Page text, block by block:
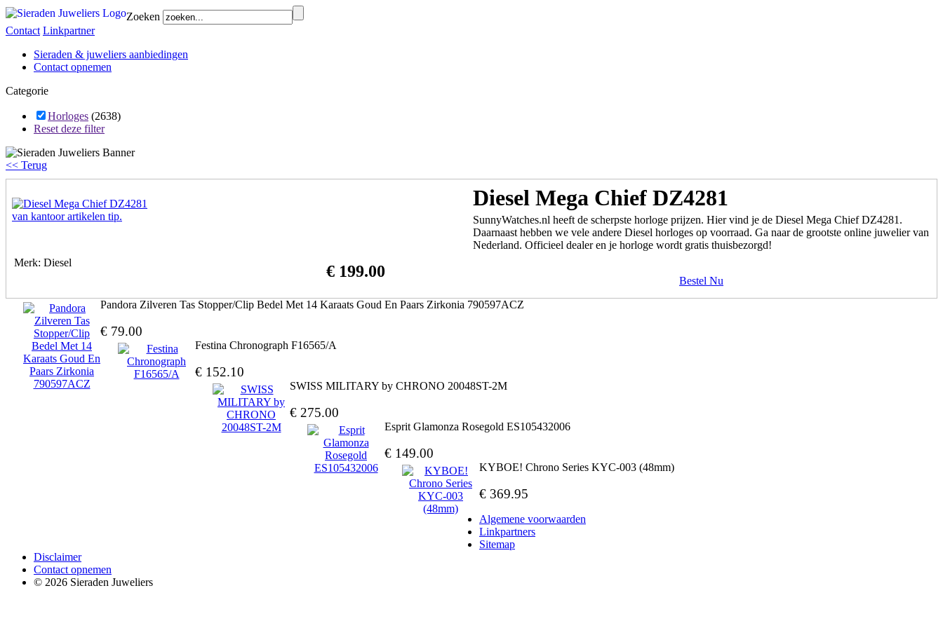
Zoeken
Contact Linkpartner
Sieraden & juweliers aanbiedingen
Contact opnemen
Categorie
Horloges (2638)
Reset deze filter
<< Terug
Diesel Mega Chief DZ4281
SunnyWatches.nl heeft de scherpste horloge prijzen. Hier vind je de Diesel Mega Chief DZ4281.
Daarnaast hebben we vele andere Diesel horloges op voorraad. Ga naar de grootste online juwelier van
Nederland. Officieel dealer en je horloge wordt gratis thuisbezorgd!
Merk: Diesel
€ 199.00
Bestel Nu
Pandora Zilveren Tas Stopper/Clip Bedel Met 14 Karaats Goud En Paars Zirkonia 790597ACZ
€ 79.00
Festina Chronograph F16565/A
€ 152.10
SWISS MILITARY by CHRONO 20048ST-2M
€ 275.00
Esprit Glamonza Rosegold ES105432006
€ 149.00
KYBOE! Chrono Series KYC-003 (48mm)
€ 369.95
Algemene voorwaarden
Linkpartners
Sitemap
Disclaimer
Contact opnemen
© 2026 Sieraden Juweliers